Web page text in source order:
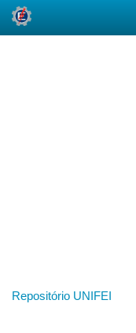
Repositório UNIFEI